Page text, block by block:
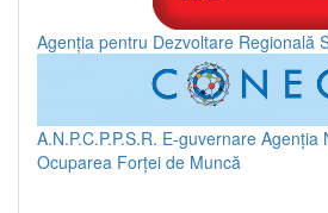
Agenția pentru Dezvoltare Regională
A.N.P.C.P.P.S.R. E-guvernare Agenția
Ocuparea Forței de Muncă